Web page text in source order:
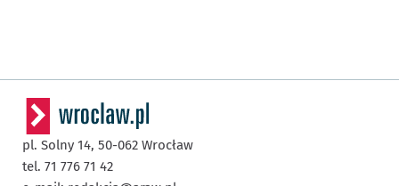
pl. Solny 14, 50-062 Wrocław
tel. 71 776 71 42